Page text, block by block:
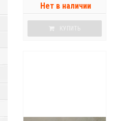
Нет в наличии
КУПИТЬ